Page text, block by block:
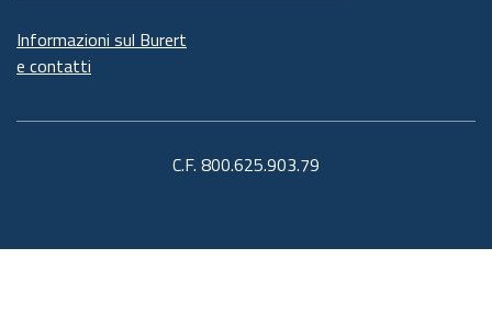
Informazioni sul Burert
e contatti
C.F. 800.625.903.79